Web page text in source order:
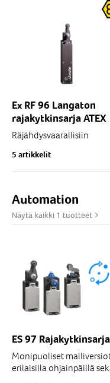
(SW868=Eurooppa,
SW915=Usa, Kanada,
Mexico, Australia /...
Ex RF 96 Langaton
rajakytkinsarja ATEX
Räjähdysvaarallisiin
sekä 21 ja 22
Monipuoliset
5 artikkelit
Automation
Näytä kaikki 1 tuotteet
ES 97 Rajakytkinsarja
Monipuoliset
erilaisilla ohjainpäillä